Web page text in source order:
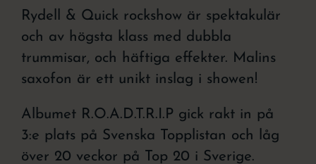
Rydell & Quick rockshow är spektakulär
och av högsta klass med dubbla
trummisar, och häftiga effekter. Malins
saxofon är ett unikt inslag i showen!
Albumet R.O.A.D.T.R.I.P gick rakt in på
3:e plats på Svenska Topplistan och låg
över 20 veckor på Top 20 i Sverige.